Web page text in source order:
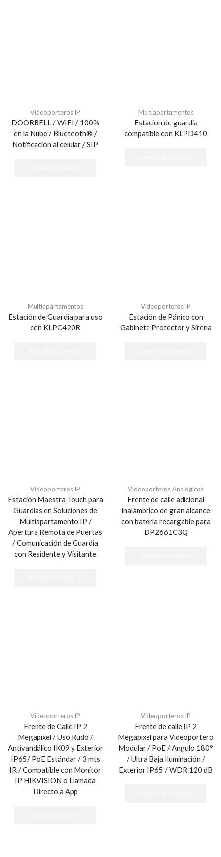
Videoporteros IP
DOORBELL / WIFI / 100%
en la Nube / Bluetooth® /
Notificación al celular / SIP
Multiapartamentos
Estacion de guardia
compatible con KLPD410
Multiapartamentos
Estación de Guardia para uso
con KLPC420R
Videoporteros IP
Estación de Pánico con
Gabinete Protector y Sirena
Videoporteros IP
Estación Maestra Touch para
Guardias en Soluciones de
Multiapartamento IP /
Apertura Remota de Puertas
/ Comunicación de Guardia
con Residente y Visitante
Videoporteros Analógicos
Frente de calle adicional
inalámbrico de gran alcance
con batería recargable para
DP2661C3Q
Videoporteros IP
Frente de Calle IP 2
Megapixel / Uso Rudo /
Antivandálico IK09 y Exterior
IP65/ PoE Estándar / 3 mts
IR / Compatible con Monitor
IP HIKVISION o Llamada
Directo a App
Videoporteros IP
Frente de calle IP 2
Megapixel para Videoportero
Modular / PoE / Angulo 180°
/ Ultra Baja Iluminación /
Exterior IP65 / WDR 120 dB